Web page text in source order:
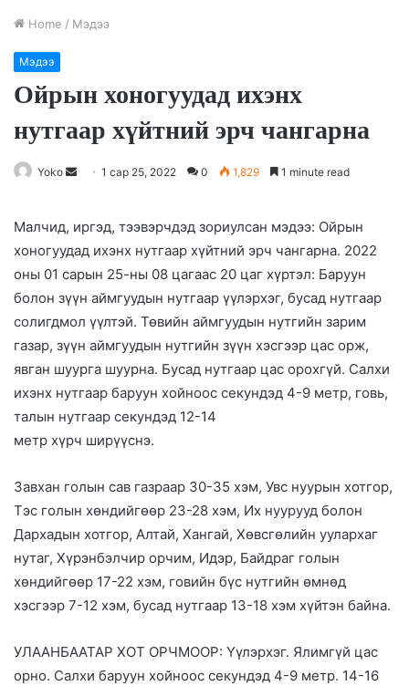
Home / Мэдээ
Мэдээ
Ойрын хоногуудад ихэнх
нутгаар хүйтний эрч чангарна
Yoko
d
a
n
e
m
a
i
l
1 сар 25, 2022 0 1,829 1 minute read
Малчид, иргэд, тээвэрчдэд зориулсан мэдээ: Ойрын
хоногуудад ихэнх нутгаар хүйтний эрч чангарна. 2022
оны 01 сарын 25-ны 08 цагаас 20 цаг хүртэл: Баруун
болон зүүн аймгуудын нутгаар үүлэрхэг, бусад нутгаар
солигдмол үүлтэй. Төвийн аймгуудын нутгийн зарим
газар, зүүн аймгуудын нутгийн зүүн хэсгээр цас орж,
явган шуурга шуурна. Бусад нутгаар цас орохгүй. Салхи
ихэнх нутгаар баруун хойноос секундэд 4-9 метр, говь,
талын нутгаар секундэд 12-14
метр хүрч ширүүснэ.
Завхан голын сав газраар 30-35 хэм, Увс нуурын хотгор,
Тэс голын хөндийгөөр 23-28 хэм, Их нуурууд болон
Дархадын хотгор, Алтай, Хангай, Хөвсгөлийн уулархаг
нутаг, Хүрэнбэлчир орчим, Идэр, Байдраг голын
хөндийгөөр 17-22 хэм, говийн бүс нутгийн өмнөд
хэсгээр 7-12 хэм, бусад нутгаар 13-18 хэм хүйтэн байна.
УЛААНБААТАР ХОТ ОРЧМООР: Үүлэрхэг. Ялимгүй цас
орно. Салхи баруун хойноос секундэд 4-9 метр. 14-16